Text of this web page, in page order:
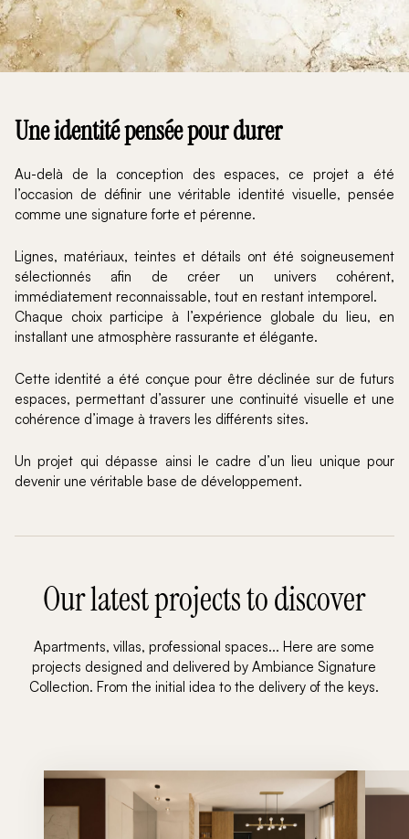
Une identité pensée pour durer
Au-delà de la conception des espaces, ce projet a été
l’occasion de définir une véritable identité visuelle, pensée
comme une signature forte et pérenne.
Lignes, matériaux, teintes et détails ont été soigneusement
sélectionnés afin de créer un univers cohérent,
immédiatement reconnaissable, tout en restant intemporel.
Chaque choix participe à l’expérience globale du lieu, en
installant une atmosphère rassurante et élégante.
Cette identité a été conçue pour être déclinée sur de futurs
espaces, permettant d’assurer une continuité visuelle et une
cohérence d’image à travers les différents sites.
Un projet qui dépasse ainsi le cadre d’un lieu unique pour
devenir une véritable base de développement.
Our latest projects to discover
Apartments, villas, professional spaces... Here are some
projects designed and delivered by Ambiance Signature
Collection. From the initial idea to the delivery of the keys.